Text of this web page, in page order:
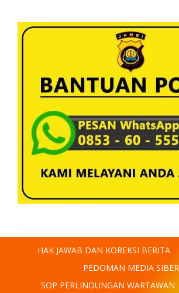
HAK JAWAB DAN KOREKSI BERITA
PEDOMAN MEDIA SIBER
SOP PERLINDUNGAN WARTAWAN